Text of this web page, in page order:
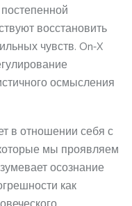
восстановить
чувств. On-X
осмысления
в отношении себя с
мы проявляем
осознание
как